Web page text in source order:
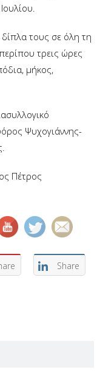
τους σε όλη τη
τρεις ώρες
μήκος,
Ψυχογιάννης-
Πέτρος
Share